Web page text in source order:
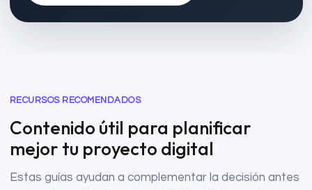
RECURSOS RECOMENDADOS
Contenido útil para planificar
mejor tu proyecto digital
Estas guías ayudan a complementar la decisión antes